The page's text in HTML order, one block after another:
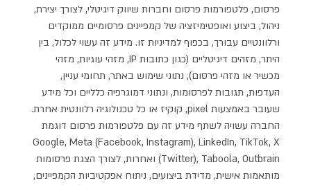
פרסום, פלטפורמות פרסום וחברות שיווק דיגיטלי, לצורך יצירת,
ניהול, ביצוע ואופטימיזציה של קמפיינים פרסומיים ממוקדים
ורלוונטיים עבורך, בכפוף למדיניות זו. מידע זה עשוי לכלול, בין
היתר, מזהים דיגיטליים (כגון כתובות IP, מזהי עוגיות, מזהי
מכשיר או מזהי פרסום), נתוני שימוש באתר, תחומי עניין,
העדפות, תגובות לפרסומות, ונתוני דמוגרפיה כלליים וכל מידע
שעובר באמצעות pixel, קוקיז או כל טכנולוגיה רלוונטית אחרת.
החברה עשויה לשתף מידע זה עם פלטפורמות פרסום דוגמת
Google, Meta (Facebook, Instagram), LinkedIn, TikTok, X
(Twitter), Taboola, Outbrain ואחרות, לצורך הצגת פרסומות
מותאמות אישית, מדידת ביצועים, ניתוח אפקטיביות הקמפיינים,